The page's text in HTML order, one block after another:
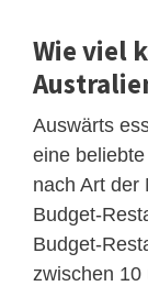
Wie viel
Auswärts
eine
nach Art der
Budget-
Budget-
zwischen 10